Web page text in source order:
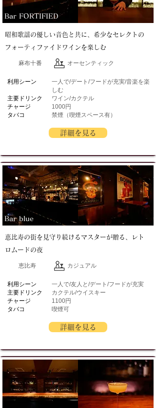
Bar FORTIFIED
昭和歌謡の優しい音色と共に、希少なセレクトの
フォーティファイドワインを楽しむ
麻布十番 オーセンティック
​利用シーン
主要ドリンク
チャージ
タバコ
一人で/デート/フードが充実/音楽を楽
しむ
ワイン/カクテル
1000円
禁煙（喫煙スペース有）
詳細を見る
Bar blue
恵比寿の街を見守り続けるマスターが贈る、レト
ロムードの夜
恵比寿 カジュアル
​利用シーン
主要ドリンク
チャージ
タバコ
一人で/友人と/デート/フードが充実
カクテル/ウイスキー
1100円
喫煙可
詳細を見る